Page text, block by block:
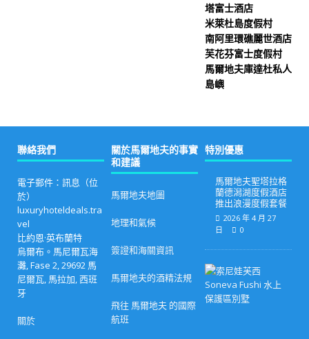
塔富士酒店
米萊杜島度假村
南阿里環礁麗世酒店
芙花芬富士度假村
馬爾地夫庫達杜私人
島嶼
聯絡我們
電子郵件：訊息（位
於）
luxuryhoteldeals.tra
vel
比約恩·英布蘭特
烏爾布。馬尼爾瓦海
灘, Fase 2, 29692 馬
尼爾瓦, 馬拉加, 西班
牙
關於
關於馬爾地夫的事實
和建議
馬爾地夫地圖
地理和氣候
簽證和海關資訊
馬爾地夫的酒精法規
飛往 馬爾地夫 的國際
航班
特別優惠
馬爾地夫聖塔拉格
蘭德潟湖度假酒店
推出浪漫度假套餐
2026 年 4 月 27
日
0